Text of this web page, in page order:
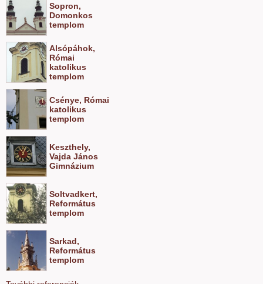
Sopron,
Domonkos
templom
Alsópáhok,
Római
katolikus
templom
Csénye, Római
katolikus
templom
Keszthely,
Vajda János
Gimnázium
Soltvadkert,
Református
templom
Sarkad,
Református
templom